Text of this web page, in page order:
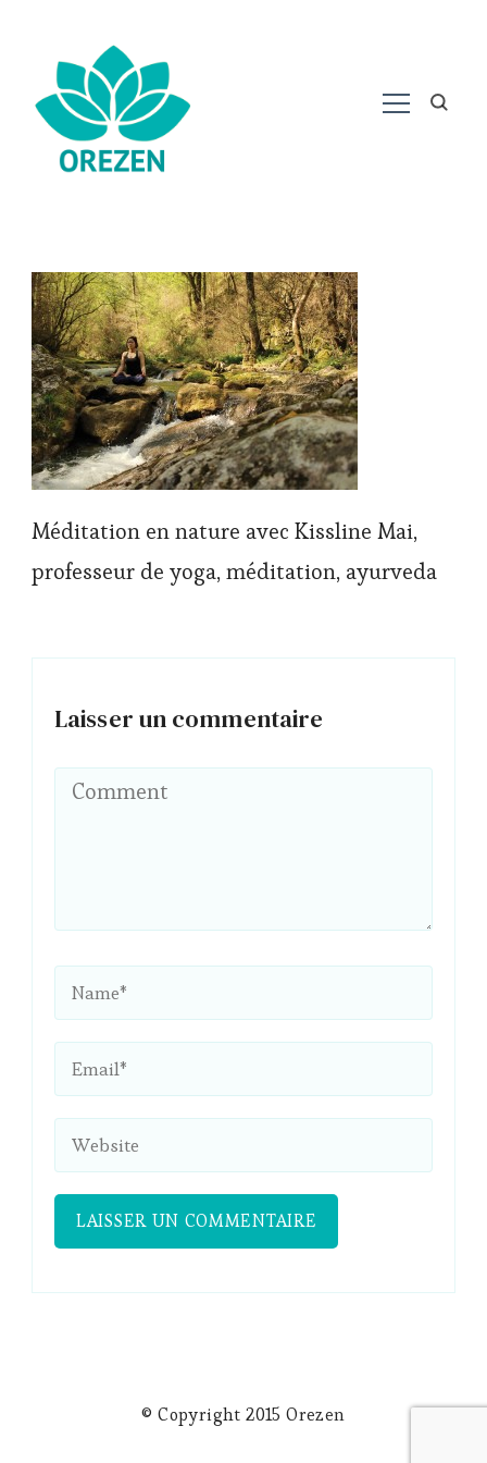
Méditation en nature avec Kissline Mai,
professeur de yoga, méditation, ayurveda
Laisser un commentaire
© Copyright 2015 Orezen